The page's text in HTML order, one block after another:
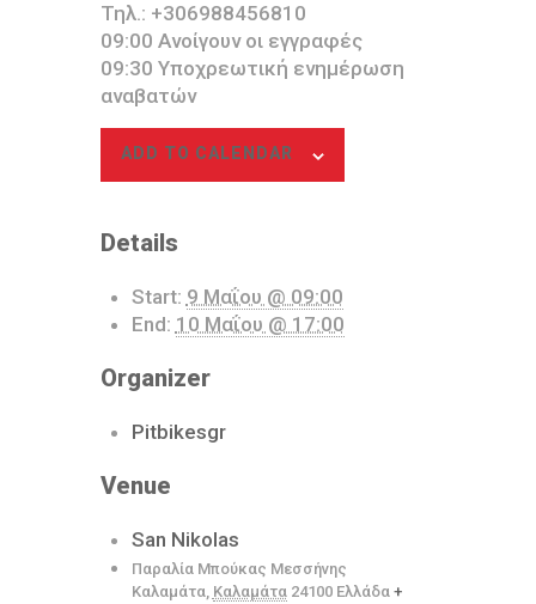
Τηλ.: +306988456810
09:00 Ανοίγουν οι εγγραφές
09:30 Υποχρεωτική ενημέρωση
αναβατών
ADD TO CALENDAR
Details
Start: 9 Μαΐου @ 09:00
End: 10 Μαΐου @ 17:00
Organizer
Pitbikesgr
Venue
San Nikolas
Παραλία Μπούκας Μεσσήνης
Καλαμάτα, Καλαμάτα 24100 Ελλάδα +